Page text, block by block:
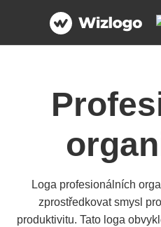
Loga profesionálních
zprostředkovat smysl
produktivitu. Tato loga